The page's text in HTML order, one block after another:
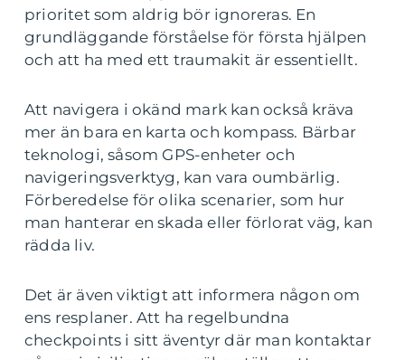
prioritet som aldrig bör ignoreras. En
grundläggande förståelse för första hjälpen
och att ha med ett traumakit är essentiellt.
Att navigera i okänd mark kan också kräva
mer än bara en karta och kompass. Bärbar
teknologi, såsom GPS-enheter och
navigeringsverktyg, kan vara oumbärlig.
Förberedelse för olika scenarier, som hur
man hanterar en skada eller förlorat väg, kan
rädda liv.
Det är även viktigt att informera någon om
ens resplaner. Att ha regelbundna
checkpoints i sitt äventyr där man kontaktar